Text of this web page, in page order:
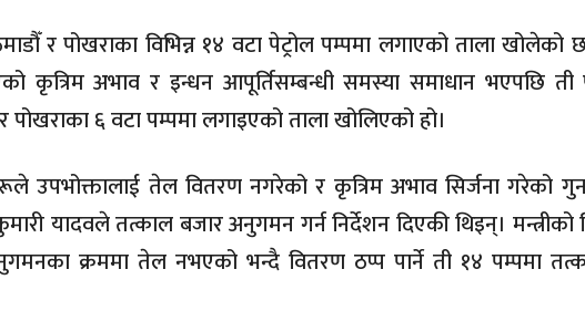
र पोखराका विभिन्न १४ वटा पेट्रोल पम्पमा लगाएको ताला खोलेको
कृत्रिम अभाव र इन्धन आपूर्तिसम्बन्धी समस्या समाधान भएपछि ती
६ वटा पम्पमा लगाइएको ताला खोलिएको हो।
उपभोक्तालाई तेल वितरण नगरेको र कृत्रिम अभाव सिर्जना गरेको
यादवले तत्काल बजार अनुगमन गर्न निर्देशन दिएकी थिइन्। मन्त्रीको
क्रममा तेल नभएको भन्दै वितरण ठप्प पार्ने ती १४ पम्पमा